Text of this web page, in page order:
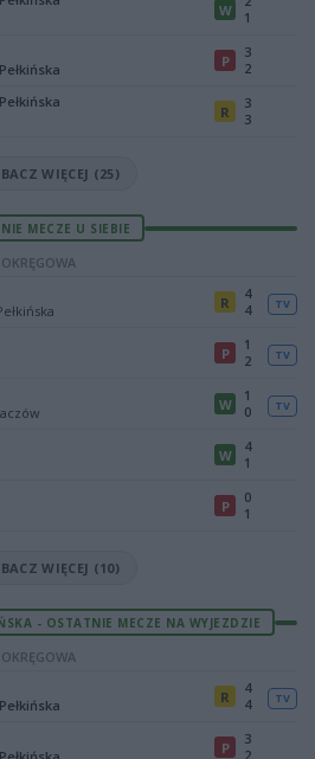
W
1
P
3
2
R
3
3
WIĘCEJ (25)
MECZE U SIEBIE
R
4
4
TV
P
1
2
TV
W
1
0
TV
W
4
1
P
0
1
WIĘCEJ (10)
- OSTATNIE MECZE NA WYJEZDZIE
R
4
4
TV
P
3
2